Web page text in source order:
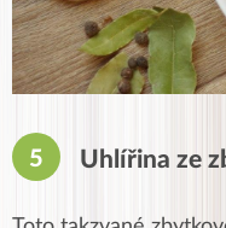
Uhlířina ze